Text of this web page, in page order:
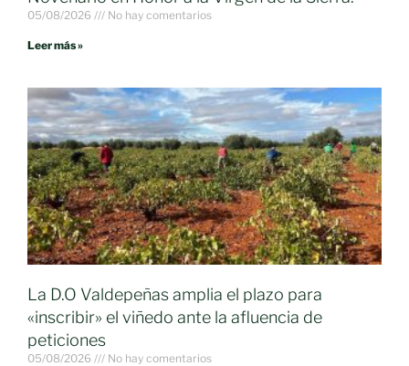
05/08/2026 No hay comentarios
Leer más »
La D.O Valdepeñas amplia el plazo para
«inscribir» el viñedo ante la afluencia de
peticiones
05/08/2026 No hay comentarios